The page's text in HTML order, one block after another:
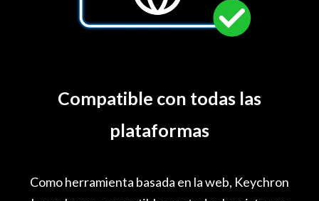
Compatible con todas las
plataformas
Como herramienta basada en la web, Keychron